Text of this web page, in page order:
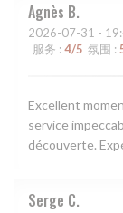
Agnès B
2026-07-31 -
服务 : 4/5 氛围 :
Excellent
service
découverte.
Serge C